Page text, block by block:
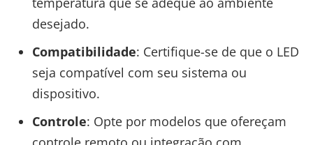
desejado.
Compatibilidade: Certifique-se de que o LED
seja compatível com seu sistema ou
dispositivo.
Controle: Opte por modelos que ofereçam